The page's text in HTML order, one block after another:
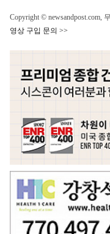
Copyright ©
영상 구입 문의 >>